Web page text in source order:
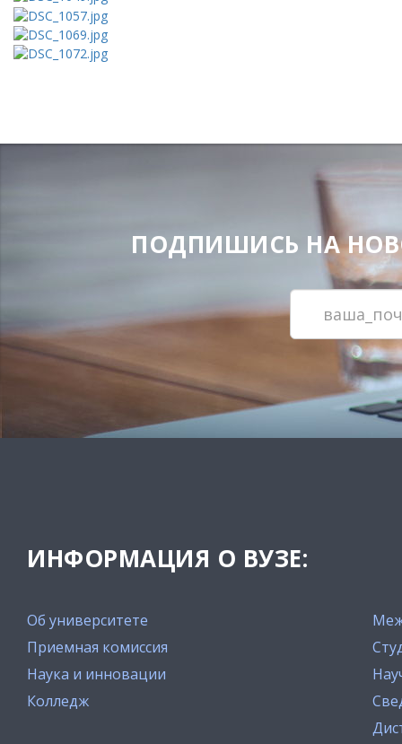
ПОДПИШИСЬ НА
ИНФОРМАЦИЯ О ВУЗЕ:
Об университете
Приемная комиссия
Наука и инновации
Колледж